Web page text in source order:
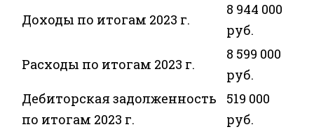
Доходы по итогам 2023 г.
8 944 000
руб.
Расходы по итогам 2023 г.
8 599 000
руб.
Дебиторская задолженность
по итогам 2023 г.
519 000
руб.